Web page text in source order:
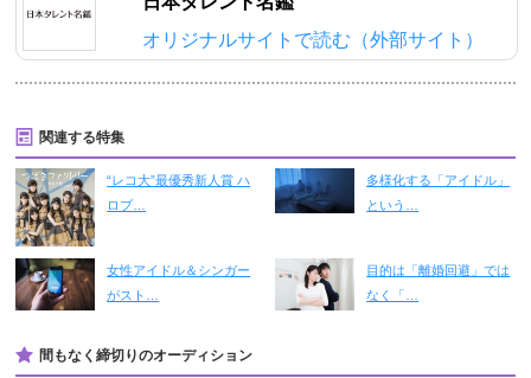
オリジナルサイトで読む（外部サイト）
関連する特集
“レコ大”最優秀新人賞 ハ
ロプ…
多様化する「アイドル」
という…
女性アイドル＆シンガー
がスト…
目的は「離婚回避」では
なく「…
間もなく締切りのオーディション